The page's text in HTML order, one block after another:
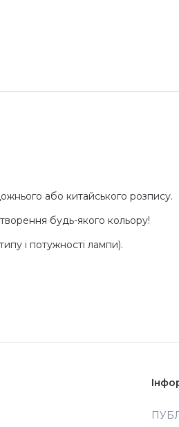
або китайського розпису.
будь-якого кольору!
і потужності лампи).